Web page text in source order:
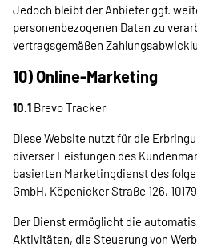
Jedoch bleibt der Anbieter ggf.
personenbezogenen Daten zu
vertragsgemäßen
10) Online-Marketing
10.1 Brevo Tracker
Diese Website nutzt für die
diverser Leistungen des
basierten Marketingdienst des
GmbH, Köpenicker Straße 126,
Der Dienst ermöglicht die
Aktivitäten, die Steuerung von